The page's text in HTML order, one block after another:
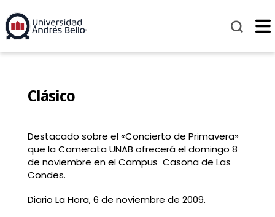
Clásico
Destacado sobre el «Concierto de Primavera»
que la Camerata UNAB ofrecerá el domingo 8
de noviembre en el Campus Casona de Las
Condes.
Diario La Hora, 6 de noviembre de 2009.